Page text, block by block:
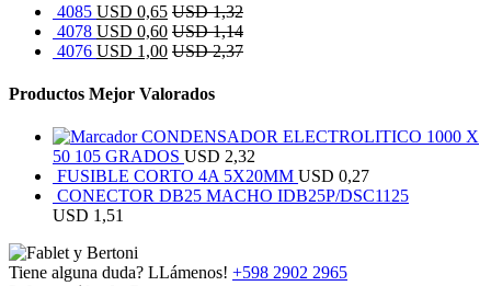
4085 USD 0,65 USD1,32
4078 USD 0,60 USD1,14
4076 USD 1,00 USD2,37
Productos Mejor Valorados
CONDENSADOR ELECTROLITICO 1000 X
50 105 GRADOS USD 2,32
FUSIBLE CORTO 4A 5X20MM USD 0,27
CONECTOR DB25 MACHO IDB25P/DSC1125
USD 1,51
Tiene alguna duda? LLámenos! +598 2902 2965